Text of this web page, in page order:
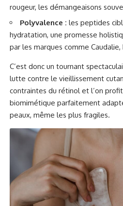
rougeur, les démangeaisons
Polyvalence : les peptides
hydratation, une promesse
par les marques comme Caudalie,
C’est donc un tournant
lutte contre le vieillissement
contraintes du rétinol et l’on
biomimétique parfaitement
peaux, même les plus fragiles.